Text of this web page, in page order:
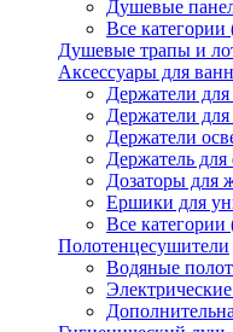
Душевые
Все категории
Душевые трапы и
Аксессуары для
Держатели
Держатели
Держатели
Держатель для
Дозаторы для
Ершики для
Все категории
Полотенцесушители
Водяные